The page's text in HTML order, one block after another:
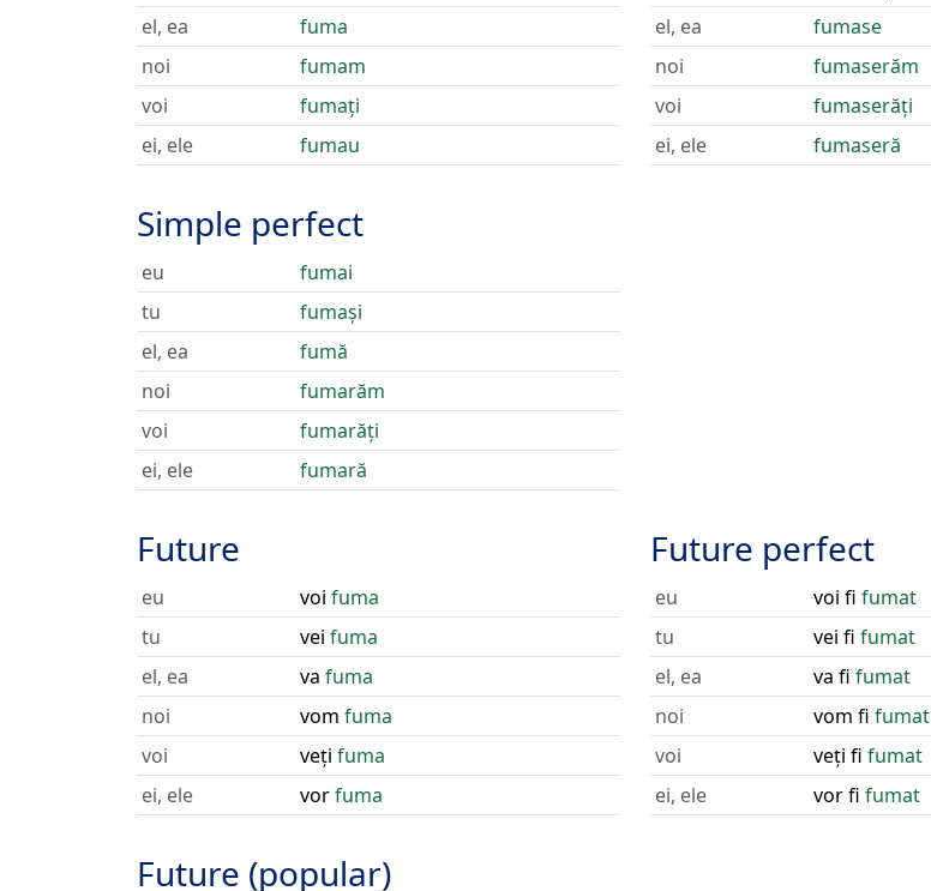
el, ea
fuma
noi
fumam
voi
fumați
ei, ele
fumau
Simple perfect
eu
fumai
tu
fumași
el, ea
fumă
noi
fumarăm
voi
fumarăți
ei, ele
fumară
el, ea
fumase
noi
fumaserăm
voi
fumaserăți
ei, ele
fumaseră
Future
eu voi fuma
tu
vei fuma
el, ea
va fuma
noi
vom fuma
voi
veți fuma
ei, ele
vorfuma
Future (popular)
Future perfect
eu voi fi fumat
tu
vei fi fumat
el, ea
va fi fumat
noi
vom fi fumat
voi
veți fi fumat
ei, ele
vor fi fumat